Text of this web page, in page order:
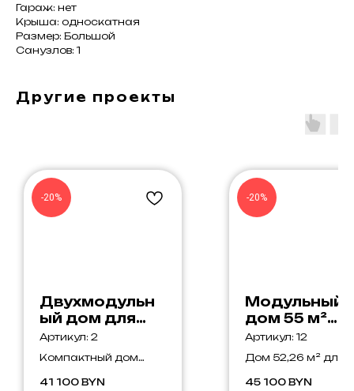
Гараж: нет
Крыша: односкатная
Размер: Большой
Санузлов: 1
Другие проекты
-20%
Двухмодульн
ый дом для
жизни
Артикул: 2
Компактный дом
как в квартире без
41 100 BYN
-20%
Модульный
дом 55 м²
EASY STONE
Артикул: 12
Дом 52,26 м² для
работы: место для
45 100 BYN